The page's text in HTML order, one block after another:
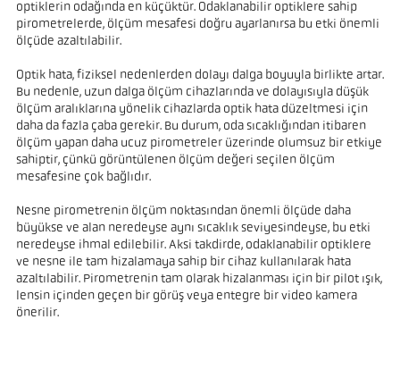
optiklerin odağında en küçüktür. Odaklanabilir optiklere sahip
pirometrelerde, ölçüm mesafesi doğru ayarlanırsa bu etki önemli
ölçüde azaltılabilir.
Optik hata, fiziksel nedenlerden dolayı dalga boyuyla birlikte artar.
Bu nedenle, uzun dalga ölçüm cihazlarında ve dolayısıyla düşük
ölçüm aralıklarına yönelik cihazlarda optik hata düzeltmesi için
daha da fazla çaba gerekir. Bu durum, oda sıcaklığından itibaren
ölçüm yapan daha ucuz pirometreler üzerinde olumsuz bir etkiye
sahiptir, çünkü görüntülenen ölçüm değeri seçilen ölçüm
mesafesine çok bağlıdır.
Nesne pirometrenin ölçüm noktasından önemli ölçüde daha
büyükse ve alan neredeyse aynı sıcaklık seviyesindeyse, bu etki
neredeyse ihmal edilebilir. Aksi takdirde, odaklanabilir optiklere
ve nesne ile tam hizalamaya sahip bir cihaz kullanılarak hata
azaltılabilir. Pirometrenin tam olarak hizalanması için bir pilot ışık,
lensin içinden geçen bir görüş veya entegre bir video kamera
önerilir.